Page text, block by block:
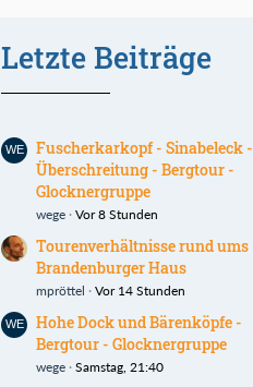
Letzte Beiträge
Fuscherkarkopf - Sinabeleck -
Überschreitung - Bergtour -
Glocknergruppe
wege Vor 8 Stunden
Tourenverhältnisse rund ums
Brandenburger Haus
mpröttel Vor 14 Stunden
Hohe Dock und Bärenköpfe -
Bergtour - Glocknergruppe
wege Samstag, 21:40